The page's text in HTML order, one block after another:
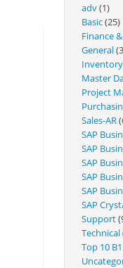
Project
Purchasing A/P
Sales A/R
SAP Business
SAP Business
SAP Business
Technical
adv(1)
Basic(25)
Finance
General
Master
Project
Sales-AR
SAP
SAP
SAP
SAP
SAP
SAP
Support
Technical
Top 10